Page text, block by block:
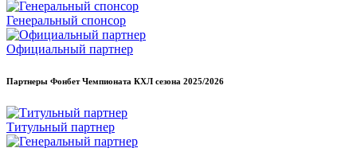
Генеральный спонсор
Официальный партнер
Партнеры Фонбет Чемпионата КХЛ сезона 2025/2026
Титульный партнер